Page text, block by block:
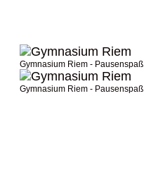
Gymnasium Riem - Pausenspaß
Gymnasium Riem - Pausenspaß